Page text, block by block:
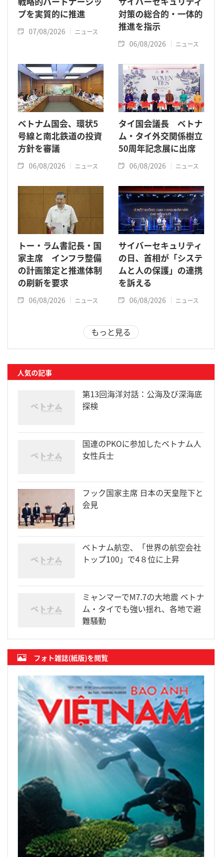
プを実質的に推進
07/08/2026 ニュース
対策の総合的・一体的
推進を指示
06/08/2026 ニュース
ベトナム国会、環状5
号線と南北鉄道の投資
方針を審議
06/08/2026 ニュース
タイ国会議長 ベトナ
ム・タイ外交関係樹立
50周年記念展に出席
06/08/2026 ニュース
トー・ラム書記長・国
家主席 インフラ整備
の計画策定と推進体制
の刷新を要求
06/08/2026 ニュース
サイバーセキュリティ
の日、首相が「システ
ムと人の保護」の連携
を訴える
06/08/2026 ニュース
もっと見る
人気の記事
第13回海洋対話：公海及び深海底
探検
国連のPKOに参加したベトナム人
女性兵士
フック国家主席 日本の天皇陛下と
会見
ベトナム航空、「世界の航空会社
トップ100」で4８位に上昇
ミャンマーでM7.7の大地震 ベトナ
ム・タイでも強い揺れ、各地で避
難騒動
フォト雑誌(紙版)を閲覧